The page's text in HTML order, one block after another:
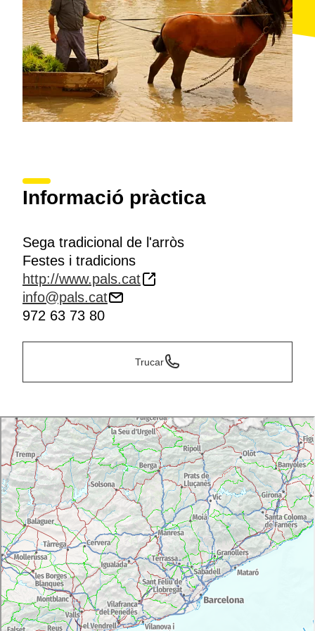
Informació pràctica
Sega tradicional de l'arròs
Festes i tradicions
http://www.pals.cat
info@pals.cat
972 63 73 80
Trucar